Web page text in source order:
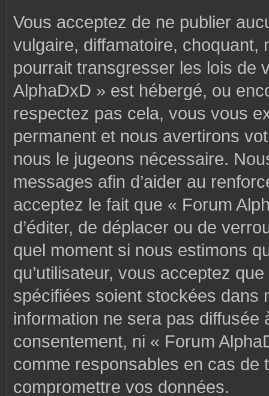
Vous acceptez de ne publier
vulgaire, diffamatoire, choquant,
pourrait transgresser les lois de
AlphaDxD » est hébergé, ou
respectez pas cela, vous vous
permanent et nous avertirons
nous le jugeons nécessaire.
messages afin d’aider au
acceptez le fait que « Forum
d’éditer, de déplacer ou de
quel moment si nous estimons
qu’utilisateur, vous acceptez
spécifiées soient stockées dans
information ne sera pas
consentement, ni « Forum
comme responsables en cas de
compromettre vos données.